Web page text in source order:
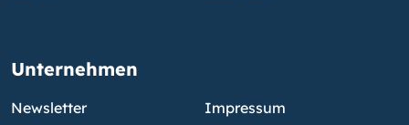
Unternehmen
Newsletter
Impressum